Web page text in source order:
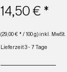
14,50 € *
(29,00 € * / 100 g) inkl. MwSt.
Lieferzeit 3 - 7 Tage